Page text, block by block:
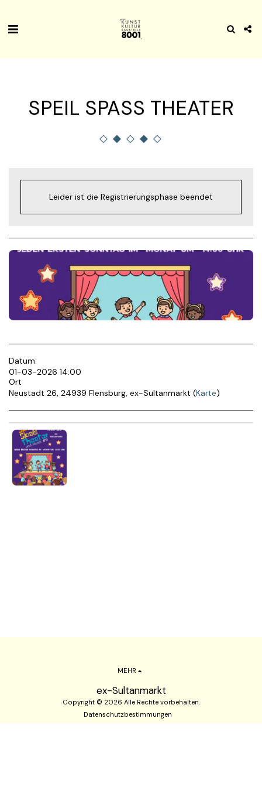
SPEIL SPASS THEATER
Leider ist die Registrierungsphase beendet
Datum:
01-03-2026 14:00
Ort
Neustadt 26, 24939 Flensburg, ex-Sultanmarkt (Karte)
ex-Sultanmarkt
Copyright © 2026 Alle Rechte vorbehalten.
Datenschutzbestimmungen
MEHR